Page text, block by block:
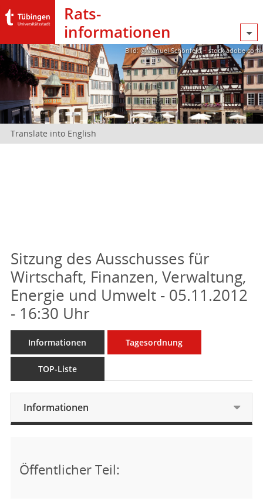
Rats­
informationen
Bild: @Manuel Schönfeld – stock.adobe.com
Translate into English
Sitzung des Ausschusses für
Wirtschaft, Finanzen, Verwaltung,
Energie und Umwelt - 05.11.2012
- 16:30 Uhr
Informationen Tagesordnung
TOP-Liste
Informationen
Öffentlicher Teil: